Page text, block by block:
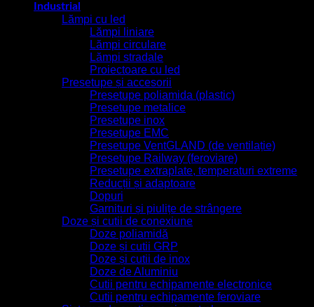
Industrial
Lămpi cu led
Lămpi liniare
Lămpi circulare
Lămpi stradale
Proiectoare cu led
Presetupe și accesorii
Presetupe poliamida (plastic)
Presetupe metalice
Presetupe inox
Presetupe EMC
Presetupe VentGLAND (de ventilație)
Presetupe Railway (feroviare)
Presetupe extraplate, temperaturi extreme
Reducții și adaptoare
Dopuri
Garnituri și piulițe de strângere
Doze și cutii de conexiune
Doze poliamidă
Doze și cutii GRP
Doze și cutii de inox
Doze de Aluminiu
Cutii pentru echipamente electronice
Cutii pentru echipamente feroviare